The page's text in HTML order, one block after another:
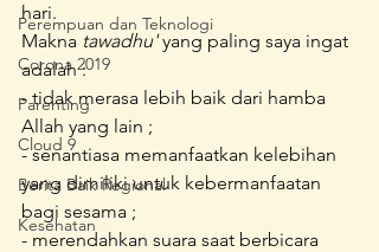
Perempuan dan Teknologi
Corona 2019
Parenting
Cloud 9
Berita Baik Regional
Kesehatan
hari.
Makna tawadhu' yang paling saya ingat
adalah :
- tidak merasa lebih baik dari hamba
Allah yang lain ;
- senantiasa memanfaatkan kelebihan
yang dimiliki untuk kebermanfaatan
bagi sesama ;
- merendahkan suara saat berbicara